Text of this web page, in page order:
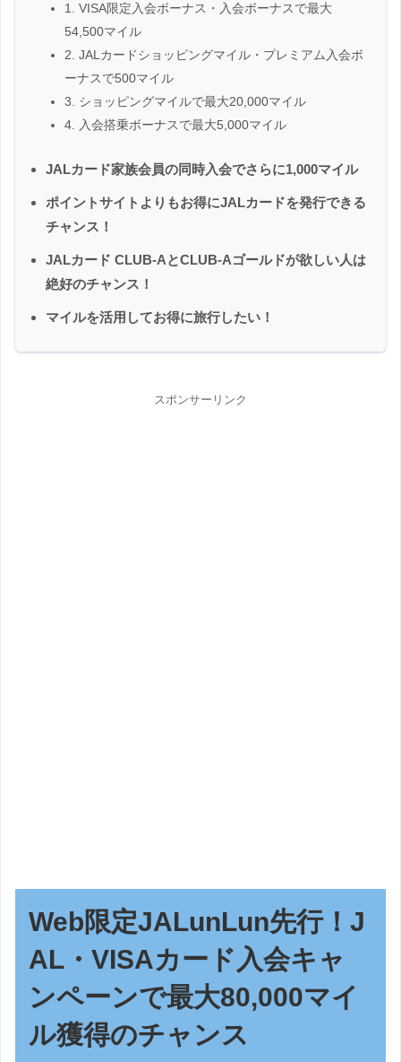
1. VISA限定入会ボーナス・入会ボーナスで最大
54,500マイル
2. JALカードショッピングマイル・プレミアム入会ボ
ーナスで500マイル
3. ショッピングマイルで最大20,000マイル
4. 入会搭乗ボーナスで最大5,000マイル
JALカード家族会員の同時入会でさらに1,000マイル
ポイントサイトよりもお得にJALカードを発行できる
チャンス！
JALカード CLUB-AとCLUB-Aゴールドが欲しい人は
絶好のチャンス！
マイルを活用してお得に旅行したい！
スポンサーリンク
Web限定JALunLun先行！J
AL・VISAカード入会キャ
ンペーンで最大80,000マイ
ル獲得のチャンス